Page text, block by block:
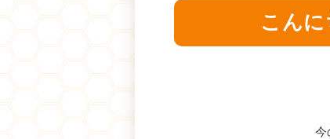
こん
今